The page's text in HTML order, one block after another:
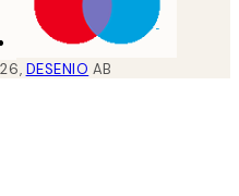
, DESENIO AB